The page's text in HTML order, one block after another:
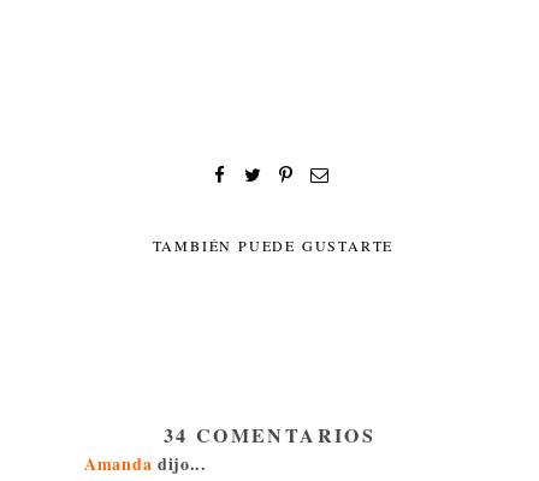
TAMBIÉN PUEDE GUSTARTE
34 COMENTARIOS
Amanda dijo...